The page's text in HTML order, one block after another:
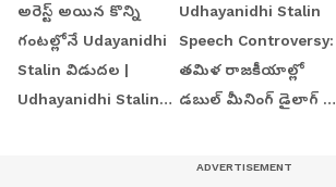
అరెస్ట్ అయిన కొన్ని
గంటల్లోనే Udayanidhi
Stalin విడుదల |
Udhayanidhi Stalin
Udhayanidhi Stalin
Speech Controversy:
తమిళ రాజకీయాల్లో
డబుల్ మీనింగ్ డైలాగ్ ల